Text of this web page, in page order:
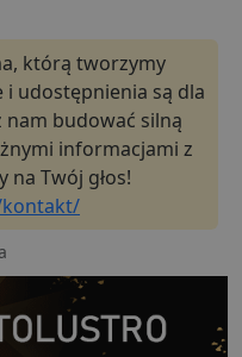
którą tworzymy
udostępnienia są dla
nam budować silną
informacjami z
na Twój głos!